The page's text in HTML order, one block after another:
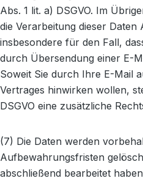
Abs. 1 lit. a) DSGVO. Im
die Verarbeitung dieser Daten
insbesondere für den Fall,
durch Übersendung einer E-
Soweit Sie durch Ihre E-Mail
Vertrages hinwirken wollen,
DSGVO eine zusätzliche
(7) Die Daten werden
Aufbewahrungsfristen
abschließend bearbeitet